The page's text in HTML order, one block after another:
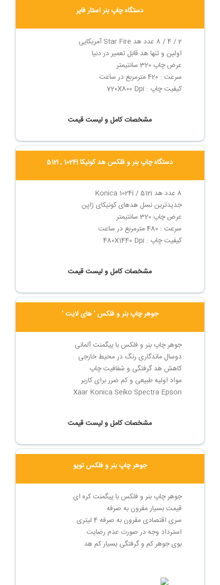
دستگاه چاپ بنر استار فایر
2 / 4 / 8 عدد هد Star Fire آمریکایی
اولین و تنها هد قابل تعمیر در دنیا
عرض چاپ 320 سانتیمتر
سرعت : 420 مترمربع در ساعت
کیفیت چاپ : 720X800 Dpi
مشخصات کامل و لیست قیمت
دستگاه چاپ بنر و فلکس هد کونیکا 512i , 1024i
8 عدد هد Konica 1024i / 512i
جدیدترین نسل هدهای کونیکای ژاپن
عرض چاپ 320 سانتیمتر
سرعت : 480 مترمربع در ساعت
کیفیت چاپ : 480X1440 Dpi
مشخصات کامل و لیست قیمت
جوهر چاپ بنر و فلکس ' های لایت '
جوهر چاپ بنر و فلکس با پیگمنت آلمانی
دوسال ماندگاری رنگ در محیط خارجی
کاهش هد گرفتگی و شفافیت چاپ
مواد اولیه طبیعی و کم ضرر برای کاربر
Xaar Konica Seiko Spectra Epson
مشخصات کامل و لیست قیمت
جوهر چاپ بنر و فلکس تویو
جوهر چاپ بنر و فلکس با پیگمنت کره ای
قیمت بسیار مقرون به صرفه
سری اقتصادی مقرون به صرفه 4 لیتری
استرداد وجه در صورت عدم رضایت
بوی جوهر کم و گرفتگی بسیار کم هد